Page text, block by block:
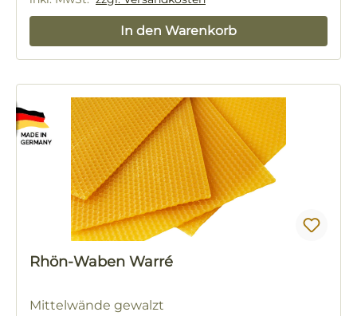
In den Warenkorb
Rhön-Waben Warré
Mittelwände gewalzt